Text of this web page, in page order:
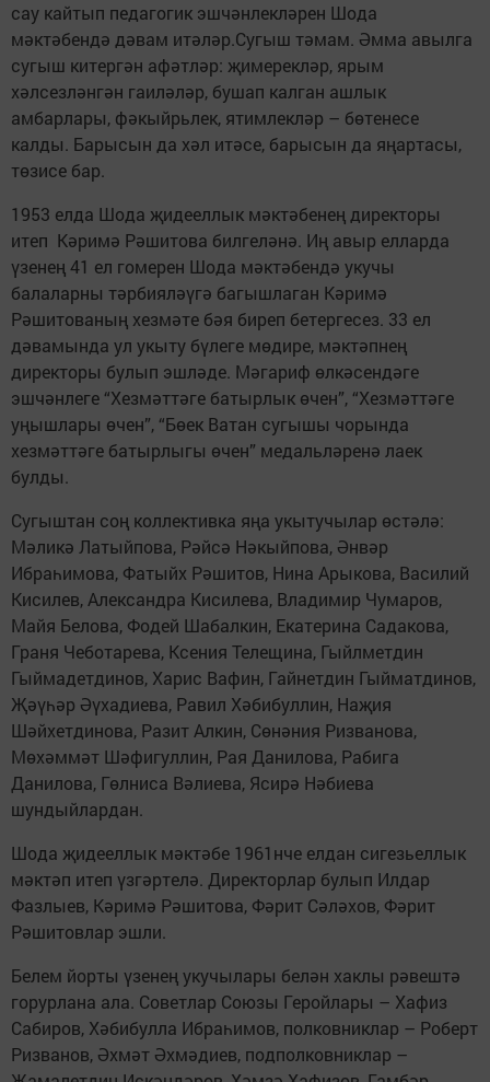
сау кайтып педагогик эшчәнлекләрен Шода
мәктәбендә дәвам итәләр.Сугыш тәмам. Әмма авылга
сугыш китергән афәтләр: җимерекләр, ярым
хәлсезләнгән гаиләләр, бушап калган ашлык
амбарлары, фәкыйрьлек, ятимлекләр – бөтенесе
калды. Барысын да хәл итәсе, барысын да яңартасы,
төзисе бар.
1953 елда Шода җидееллык мәктәбенең директоры
итеп Кәримә Рәшитова билгеләнә. Иң авыр елларда
үзенең 41 ел гомерен Шода мәктәбендә укучы
балаларны тәрбияләүгә багышлаган Кәримә
Рәшитованың хезмәте бәя биреп бетергесез. 33 ел
дәвамында ул укыту бүлеге мөдире, мәктәпнең
директоры булып эшләде. Мәгариф өлкәсендәге
эшчәнлеге “Хезмәттәге батырлык өчен”, “Хезмәттәге
уңышлары өчен”, “Бөек Ватан сугышы чорында
хезмәттәге батырлыгы өчен” медальләренә лаек
булды.
Сугыштан соң коллективка яңа укытучылар өстәлә:
Мәликә Латыйпова, Рәйсә Нәкыйпова, Әнвәр
Ибраһимова, Фатыйх Рәшитов, Нина Арыкова, Василий
Кисилев, Александра Кисилева, Владимир Чумаров,
Майя Белова, Фодей Шабалкин, Екатерина Садакова,
Граня Чеботарева, Ксения Телещина, Гыйлметдин
Гыймадетдинов, Харис Вафин, Гайнетдин Гыйматдинов,
Җәүһәр Әүхадиева, Равил Хәбибуллин, Наҗия
Шәйхетдинова, Разит Алкин, Сөнәния Ризванова,
Мөхәммәт Шәфигуллин, Рая Данилова, Рабига
Данилова, Гөлниса Вәлиева, Ясирә Нәбиева
шундыйлардан.
Шода җидееллык мәктәбе 1961нче елдан сигезьеллык
мәктәп итеп үзгәртелә. Директорлар булып Илдар
Фазлыев, Кәримә Рәшитова, Фәрит Сәләхов, Фәрит
Рәшитовлар эшли.
Белем йорты үзенең укучылары белән хаклы рәвештә
горурлана ала. Советлар Союзы Геройлары – Хафиз
Сабиров, Хәбибулла Ибраһимов, полковниклар – Роберт
Ризванов, Әхмәт Әхмәдиев, подполковниклар –